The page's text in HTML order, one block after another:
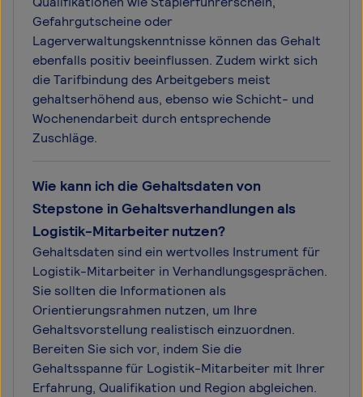
Gefahrgutscheine oder
Lagerverwaltungskenntnisse können das Gehalt
ebenfalls positiv beeinflussen. Zudem wirkt sich
die Tarifbindung des Arbeitgebers meist
gehaltserhöhend aus, ebenso wie Schicht- und
Wochenendarbeit durch entsprechende
Zuschläge.
Wie kann ich die Gehaltsdaten von
Stepstone in Gehaltsverhandlungen als
Logistik-Mitarbeiter nutzen?
Gehaltsdaten sind ein wertvolles Instrument für
Logistik-Mitarbeiter in Verhandlungsgesprächen.
Sie sollten die Informationen als
Orientierungsrahmen nutzen, um Ihre
Gehaltsvorstellung realistisch einzuordnen.
Bereiten Sie sich vor, indem Sie die
Gehaltsspanne für Logistik-Mitarbeiter mit Ihrer
Erfahrung, Qualifikation und Region abgleichen.